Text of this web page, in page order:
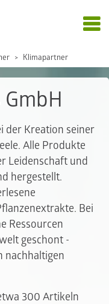
Klimapartner
der Kreation seiner
Alle Produkte
Leidenschaft und
hergestellt.
Bei
Ressourcen
geschont -
nachhaltigen
300 Artikeln